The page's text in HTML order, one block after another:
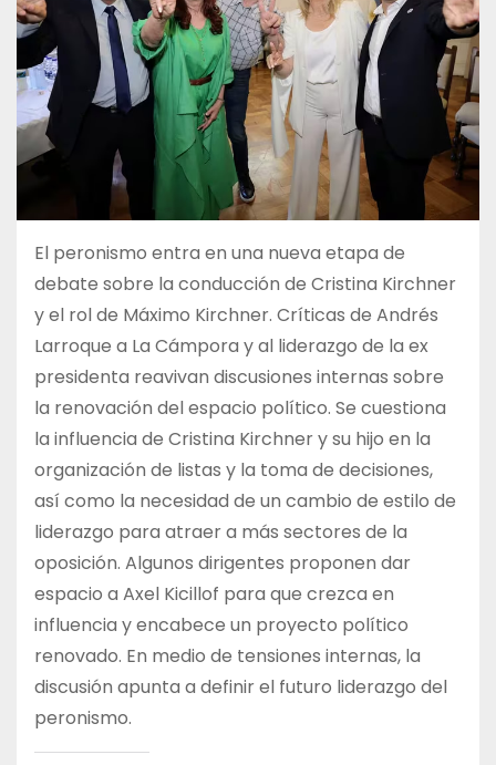
El peronismo entra en una nueva etapa de
debate sobre la conducción de Cristina Kirchner
y el rol de Máximo Kirchner. Críticas de Andrés
Larroque a La Cámpora y al liderazgo de la ex
presidenta reavivan discusiones internas sobre
la renovación del espacio político. Se cuestiona
la influencia de Cristina Kirchner y su hijo en la
organización de listas y la toma de decisiones,
así como la necesidad de un cambio de estilo de
liderazgo para atraer a más sectores de la
oposición. Algunos dirigentes proponen dar
espacio a Axel Kicillof para que crezca en
influencia y encabece un proyecto político
renovado. En medio de tensiones internas, la
discusión apunta a definir el futuro liderazgo del
peronismo.